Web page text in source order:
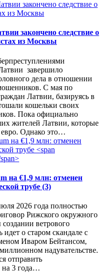
закончено следствие о
из Москвы
завершило
дела в отношении
С мая по
Латвии, базируясь в
кошельки своих
Пока официально
жителей Латвии, которые
Однако это…
на €1,9 млн: отменен
трубе (3)
2026 года полностью
Рижского окружного
ветрового
о старом скандале с
Иваром Бейтансом,
надувательстве.
отправить
на 3 года…